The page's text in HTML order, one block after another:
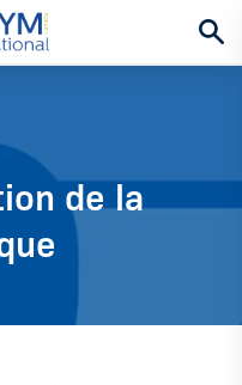
de la